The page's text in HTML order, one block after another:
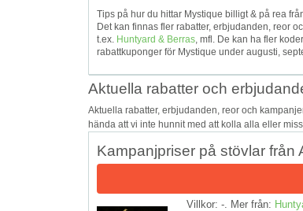
Tips på hur du hittar Mystique billigt & på rea
Det kan finnas fler rabatter, erbjudanden, reor
t.ex. Huntyard & Berras, mfl. De kan ha fler
rabattkuponger för Mystique under augusti,
Aktuella rabatter och
Aktuella rabatter, erbjudanden, reor och
hända att vi inte hunnit med att kolla alla eller
Kampanjpriser på stövlar från
Villkor: -. Mer från: